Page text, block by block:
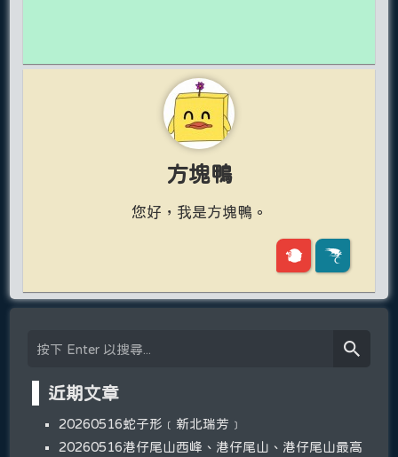
方塊鴨
您好，我是方塊鴨。
近期文章
20260516蛇子形﹝新北瑞芳﹞
20260516港仔尾山西峰、港仔尾山、港仔尾山最高